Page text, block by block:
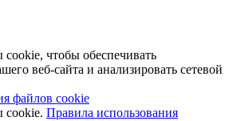
чтобы обеспечивать
веб-сайта и анализировать сетевой
файлов cookie
cookie. Правила использования